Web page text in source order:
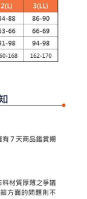
採取法律行動。